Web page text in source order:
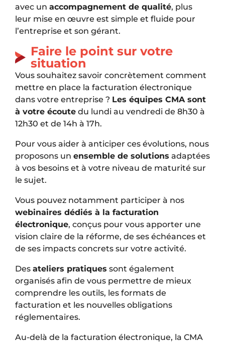
avec un accompagnement de qualité, plus
leur mise en œuvre est simple et fluide pour
l’entreprise et son gérant.
Faire le point sur votre
situation
Vous souhaitez savoir concrètement comment
mettre en place la facturation électronique
dans votre entreprise ? Les équipes CMA sont
à votre écoute du lundi au vendredi de 8h30 à
12h30 et de 14h à 17h.
Pour vous aider à anticiper ces évolutions, nous
proposons un ensemble de solutions adaptées
à vos besoins et à votre niveau de maturité sur
le sujet.
Vous pouvez notamment participer à nos
webinaires dédiés à la facturation
électronique, conçus pour vous apporter une
vision claire de la réforme, de ses échéances et
de ses impacts concrets sur votre activité.
Des ateliers pratiques sont également
organisés afin de vous permettre de mieux
comprendre les outils, les formats de
facturation et les nouvelles obligations
réglementaires.
Au-delà de la facturation électronique, la CMA